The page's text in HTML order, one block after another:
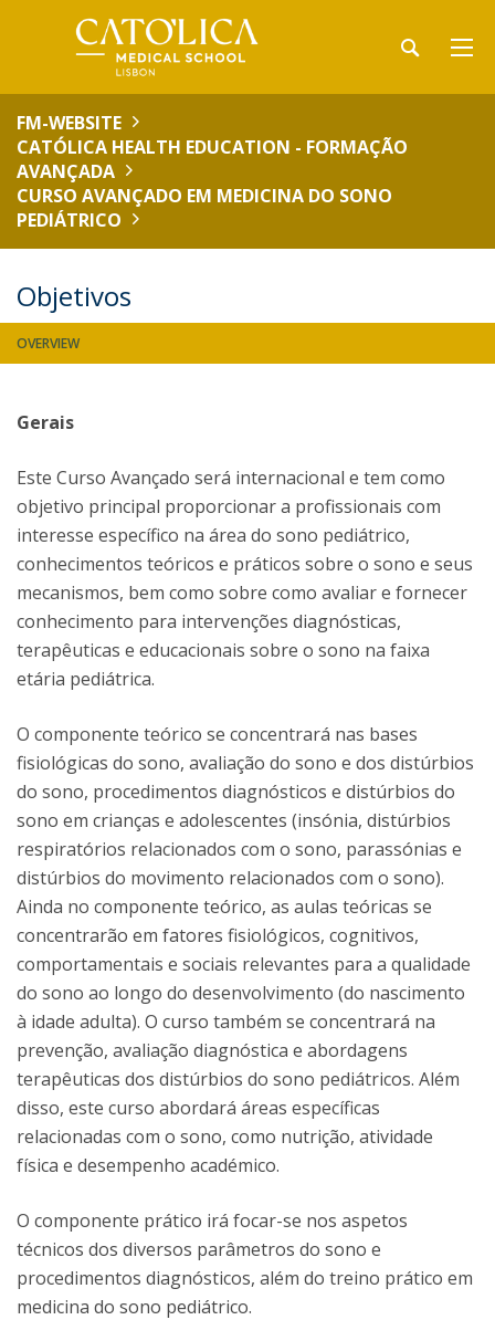
FM-WEBSITE
CATÓLICA HEALTH EDUCATION - FORMAÇÃO
AVANÇADA
CURSO AVANÇADO EM MEDICINA DO SONO
PEDIÁTRICO
Objetivos
OVERVIEW
Gerais
Este Curso Avançado será internacional e tem como
objetivo principal proporcionar a profissionais com
interesse específico na área do sono pediátrico,
conhecimentos teóricos e práticos sobre o sono e seus
mecanismos, bem como sobre como avaliar e fornecer
conhecimento para intervenções diagnósticas,
terapêuticas e educacionais sobre o sono na faixa
etária pediátrica.
O componente teórico se concentrará nas bases
fisiológicas do sono, avaliação do sono e dos distúrbios
do sono, procedimentos diagnósticos e distúrbios do
sono em crianças e adolescentes (insónia, distúrbios
respiratórios relacionados com o sono, parassónias e
distúrbios do movimento relacionados com o sono).
Ainda no componente teórico, as aulas teóricas se
concentrarão em fatores fisiológicos, cognitivos,
comportamentais e sociais relevantes para a qualidade
do sono ao longo do desenvolvimento (do nascimento
à idade adulta). O curso também se concentrará na
prevenção, avaliação diagnóstica e abordagens
terapêuticas dos distúrbios do sono pediátricos. Além
disso, este curso abordará áreas específicas
relacionadas com o sono, como nutrição, atividade
física e desempenho académico.
O componente prático irá focar-se nos aspetos
técnicos dos diversos parâmetros do sono e
procedimentos diagnósticos, além do treino prático em
medicina do sono pediátrico.